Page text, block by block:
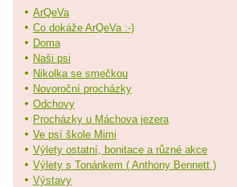
ArQeVa
Co dokáže ArQeVa :-)
Doma
Naši psi
Nikolka se smečkou
Novoroční procházky
Odchovy
Procházky u Máchova jezera
Ve psí škole Mimi
Výlety ostatní, bonitace a různé akce
Výlety s Tonánkem ( Anthony Bennett )
Výstavy